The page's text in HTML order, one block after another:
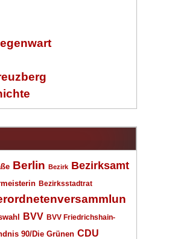
Berlin Bezirk Bezirksamt
Bezirksstadtrat
BVV BVV Friedrichshain-
90/Die Grünen CDU